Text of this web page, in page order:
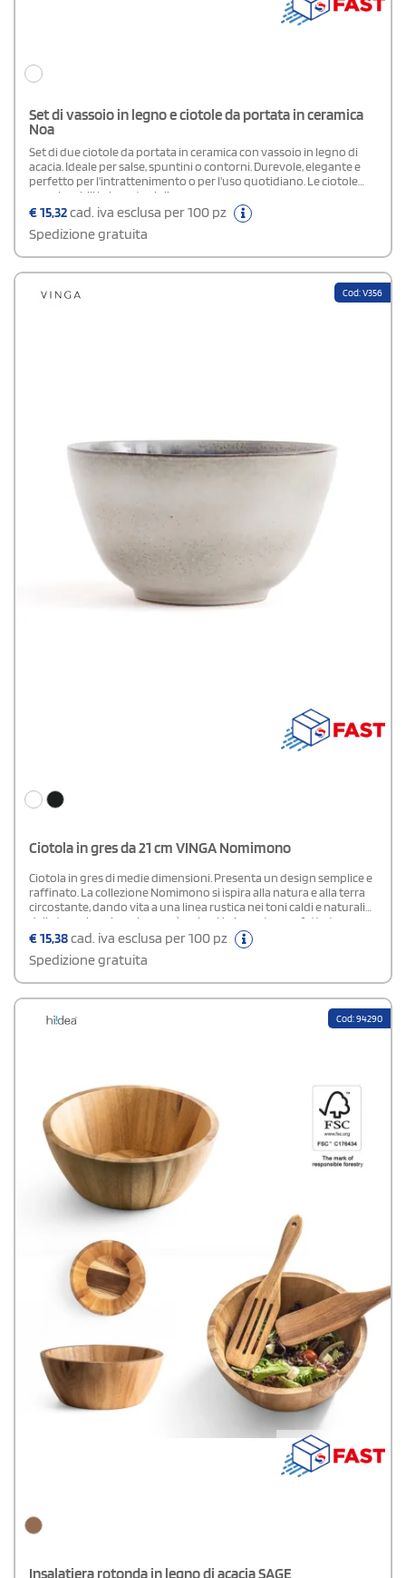
Set di vassoio in legno e ciotole da portata in ceramica
Noa
Set di due ciotole da portata in ceramica con vassoio in legno di
acacia. Ideale per salse, spuntini o contorni. Durevole, elegante e
perfetto per l'intrattenimento o per l'uso quotidiano. Le ciotole
sono lavabili in lavastoviglie.
€15,32cad. iva esclusa per 100 pz
Spedizione gratuita
Cod: V356
Ciotola in gres da 21 cm VINGA Nomimono
Ciotola in gres di medie dimensioni. Presenta un design semplice e
raffinato. La collezione Nomimono si ispira alla natura e alla terra
circostante, dando vita a una linea rustica nei toni caldi e naturali
della terra, in cui ogni pezzo è unico. Un incontro perfetto tra
l'estetica giapponese e quella scandinava, che fonde il rustico con
il moderno. Oggetti da collezionare, pensati per un servizio
quotidiano che stimola la creatività. Ogni articolo è realizzato a
mano, garantendo un carattere distintivo, e sottoposto a tre
passaggi di colla per ottenere la finitura perfetta. Facile da
mantenere, è lavabile in lavastoviglie e adatta al microonde.
€15,38cad. iva esclusa per 100 pz
Spedizione gratuita
Cod: 94290
Insalatiera rotonda in legno di acacia SAGE